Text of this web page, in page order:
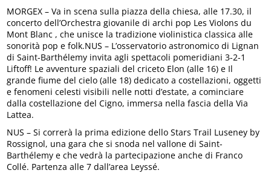
MORGEX – Va in scena sulla piazza della chiesa, alle 17.30, il
concerto dell’Orchestra giovanile di archi pop Les Violons du
Mont Blanc , che unisce la tradizione violinistica classica alle
sonorità pop e folk.NUS – L’osservatorio astronomico di Lignan
di Saint-Barthélemy invita agli spettacoli pomeridiani 3-2-1
Liftoff! Le avventure spaziali del criceto Elon (alle 16) e Il
grande fiume del cielo (alle 18) dedicato a costellazioni, oggetti
e fenomeni celesti visibili nelle notti d’estate, a cominciare
dalla costellazione del Cigno, immersa nella fascia della Via
Lattea.
NUS – Si correrà la prima edizione dello Stars Trail Luseney by
Rossignol, una gara che si snoda nel vallone di Saint-
Barthélemy e che vedrà la partecipazione anche di Franco
Collé. Partenza alle 7 dall’area Leyssé.